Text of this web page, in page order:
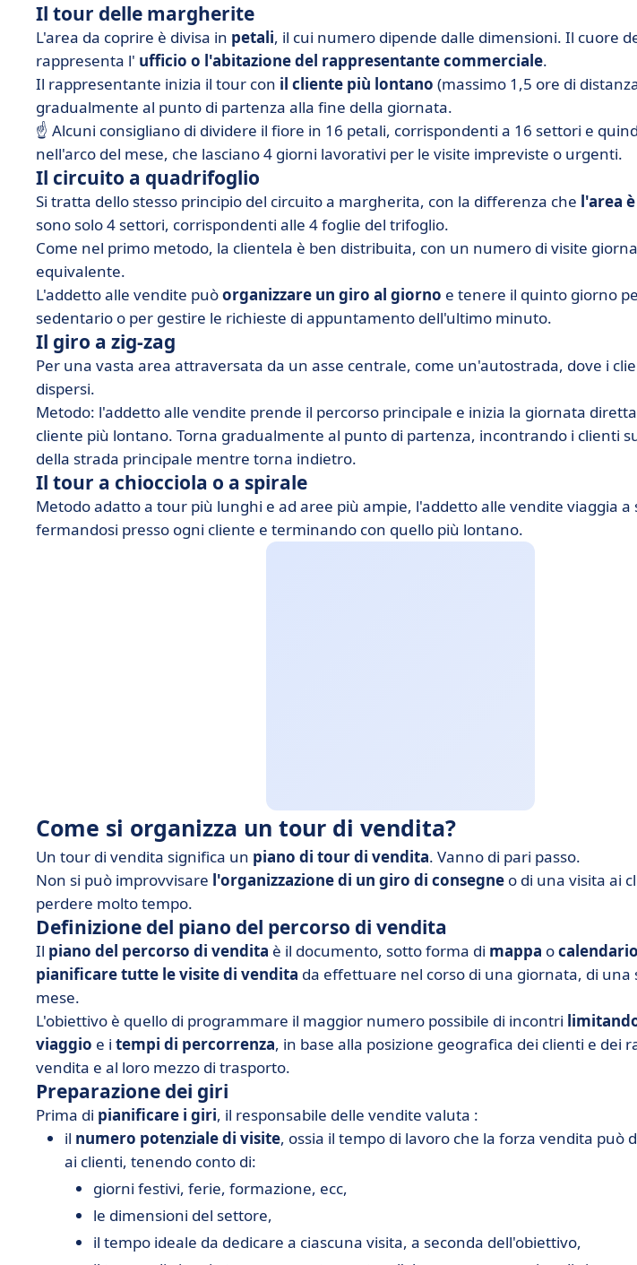
Il tour delle margherite
L'area da coprire è divisa in petali, il cui numero dipende dalle dimensioni. Il cuore
rappresenta l' ufficio o l'abitazione del rappresentante commerciale.
Il rappresentante inizia il tour con il cliente più lontano (massimo 1,5 ore di
gradualmente al punto di partenza alla fine della giornata.
☝️ Alcuni consigliano di dividere il fiore in 16 petali, corrispondenti a 16 settori e
nell'arco del mese, che lasciano 4 giorni lavorativi per le visite impreviste o urgenti.
Il circuito a quadrifoglio
Si tratta dello stesso principio del circuito a margherita, con la differenza che l'area
sono solo 4 settori, corrispondenti alle 4 foglie del trifoglio.
Come nel primo metodo, la clientela è ben distribuita, con un numero di visite
equivalente.
L'addetto alle vendite puòorganizzare un giro al giorno e tenere il quinto giorno
sedentario o per gestire le richieste di appuntamento dell'ultimo minuto.
Il giro a zig-zag
Per una vasta area attraversata da un asse centrale, come un'autostrada, dove i
dispersi.
Metodo: l'addetto alle vendite prende il percorso principale e inizia la giornata
cliente più lontano. Torna gradualmente al punto di partenza, incontrando i clienti
della strada principale mentre torna indietro.
Il tour a chiocciola o a spirale
Metodo adatto a tour più lunghi e ad aree più ampie, l'addetto alle vendite viaggia a
fermandosi presso ogni cliente e terminando con quello più lontano.
Come si organizza un tour di vendita?
Un tour di vendita significa un piano di tour di vendita. Vanno di pari passo.
Non si può improvvisare l'organizzazione di un giro di consegne o di una visita ai
perdere molto tempo.
Definizione del piano del percorso di vendita
Il piano del percorso di vendita è il documento, sotto forma di mappa ocalendario
pianificare tutte le visite di vendita da effettuare nel corso di una giornata, di una
mese.
L'obiettivo è quello di programmare il maggior numero possibile di incontri
viaggio e i tempi di percorrenza, in base alla posizione geografica dei clienti e dei
vendita e al loro mezzo di trasporto.
Preparazione dei giri
Prima di pianificare i giri, il responsabile delle vendite valuta :
il numero potenziale di visite, ossia il tempo di lavoro che la forza vendita può
ai clienti, tenendo conto di:
giorni festivi, ferie, formazione, ecc,
le dimensioni del settore,
il tempo ideale da dedicare a ciascuna visita, a seconda dell'obiettivo,